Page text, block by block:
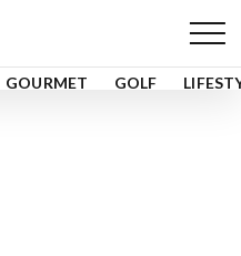
GOURMET GOLF